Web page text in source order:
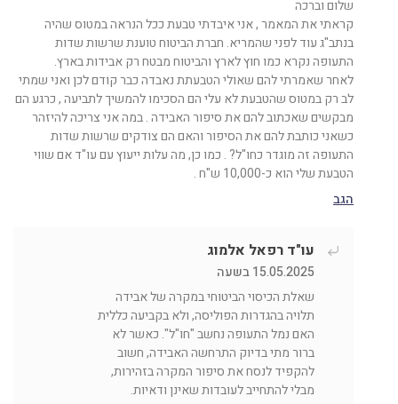
שלום וברכה
קראתי את המאמר , אני איבדתי טבעת ככל הנראה במטוס שהיה
בנתב"ג עוד לפני שהמריא. חברת הביטוח טוענת שרשות שדות
התעופה נקרא כמו חוץ לארץ והביטוח מבטח רק אבידות בארץ.
לאחר שאמרתי להם שאולי הטבעתת נאבדה כבר קודם לכן ואני שמתי
לב רק במטוס שהטבעת לא עלי הם הסכימו להמשיך לתביעה , כרגע הם
מבקשים שאכתוב להם את סיפור האבידה . במה אני צריכה להיזהר
כשאני כותבת להם את הסיפור והאם הם צודקים שרשות שדות
התעופה זה מוגדר כחו"ל? . כמו כן, מה עלות ייעוץ עם עו"ד אם שווי
הטבעת שלי הוא כ-10,000 ש"ח .
הגב
עו"ד רפאל אלמוג
15.05.2025 בשעה
שאלת הכיסוי הביטוחי במקרה של אבידה
תלויה בהגדרות הפוליסה, ולא בקביעה כללית
האם נמל התעופה נחשב "חו"ל". כאשר לא
ברור מתי בדיוק התרחשה האבידה, חשוב
להקפיד לנסח את סיפור המקרה בזהירות,
מבלי להתחייב לעובדות שאינן ודאיות.